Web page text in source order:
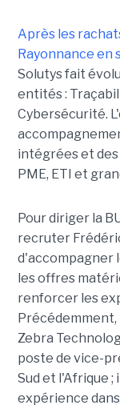
Après les
Rayonnance en
Solutys fait
entités :
Cybersécurité.
intégrées et
PME, ETI et
Pour diriger la
recruter
d'accompagner
les offres
renforcer les
Précédemment,
Zebra
poste de vice-
Sud et l'Afrique ;
expérience